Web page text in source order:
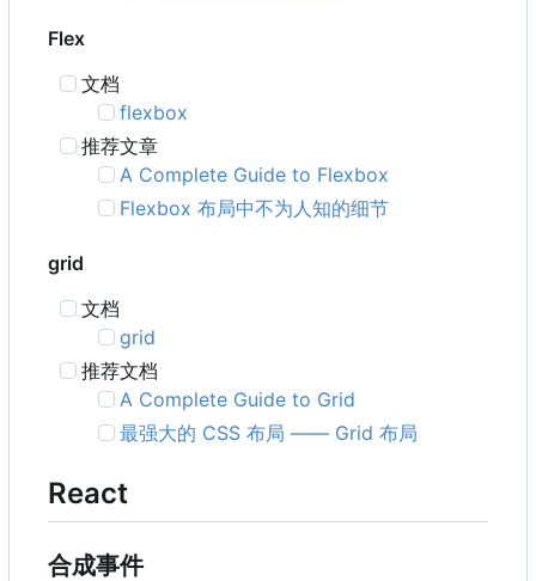
Flex
文档
flexbox
推荐文章
A Complete Guide to Flexbox
Flexbox 布局中不为人知的细节
grid
文档
grid
推荐文档
A Complete Guide to Grid
最强大的 CSS 布局 —— Grid 布局
React
合成事件